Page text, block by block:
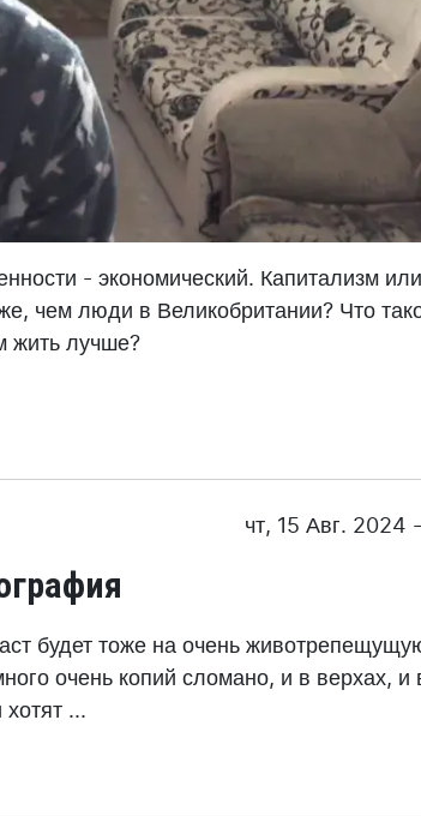
- экономический. Капитализм или
чем люди в Великобритании? Что
жить лучше?
чт, 15 Авг. 2024
будет тоже на очень
очень копий сломано, и в верхах, и
...